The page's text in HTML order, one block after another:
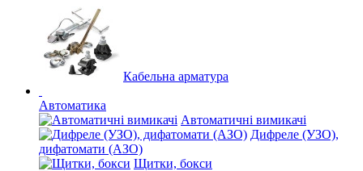
Кабельна арматура
Автоматика
Автоматичні вимикачі
Дифреле (УЗО),
дифатомати (АЗО)
Щитки, бокси